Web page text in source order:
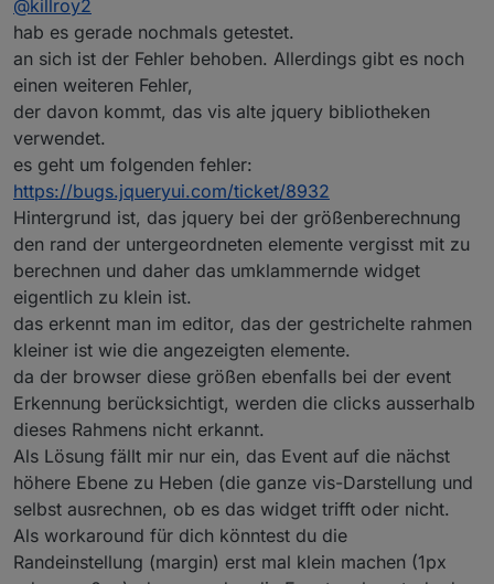
Oder muss ich noch zusätzlich etwas beachten damit
das Widget ein Update erfährt?
@killroy2
hab es gerade nochmals getestet.
an sich ist der Fehler behoben. Allerdings gibt es noch
einen weiteren Fehler,
der davon kommt, das vis alte jquery bibliotheken
verwendet.
es geht um folgenden fehler:
https://bugs.jqueryui.com/ticket/8932
Hintergrund ist, das jquery bei der größenberechnung
den rand der untergeordneten elemente vergisst mit zu
berechnen und daher das umklammernde widget
eigentlich zu klein ist.
das erkennt man im editor, das der gestrichelte rahmen
kleiner ist wie die angezeigten elemente.
da der browser diese größen ebenfalls bei der event
Erkennung berücksichtigt, werden die clicks ausserhalb
dieses Rahmens nicht erkannt.
Als Lösung fällt mir nur ein, das Event auf die nächst
höhere Ebene zu Heben (die ganze vis-Darstellung und
selbst ausrechnen, ob es das widget trifft oder nicht.
Als workaround für dich könntest du die
Randeinstellung (margin) erst mal klein machen (1px